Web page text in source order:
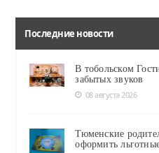
Последние новости
В тобольском
забытых звуков
08 августа 2026
Тюменские
оформить